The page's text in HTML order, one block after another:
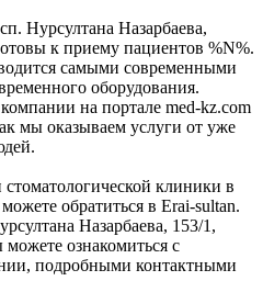
Нурсултана Назарбаева,
к приему пациентов %N%.
самыми современными
оборудования.
на портале med-kz.com
мы оказываем услуги от уже
клиники в
обратиться в Erai-sultan.
Назарбаева, 153/1,
ознакомиться с
подробными контактными